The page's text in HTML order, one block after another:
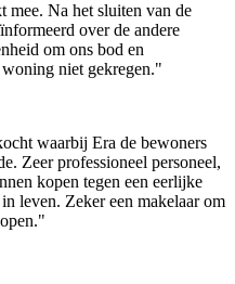
mee. Na het sluiten van de
over de andere
om ons bod en
woning niet gekregen."
waarbij Era de bewoners
Zeer professioneel personeel,
kopen tegen een eerlijke
leven. Zeker een makelaar om